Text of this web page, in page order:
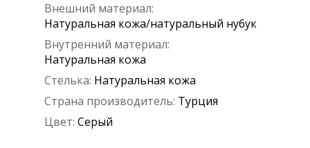
Внешний материал:
Натуральная кожа/натуральный нубук
Внутренний материал:
Натуральная кожа
Стелька: Натуральная кожа
Страна производитель: Турция
Цвет: Серый